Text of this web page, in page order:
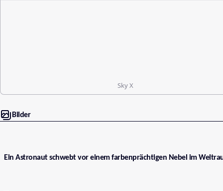
Sky X
Bilder
Ein Astronaut schwebt vor einem farbenprächtigen Nebel im